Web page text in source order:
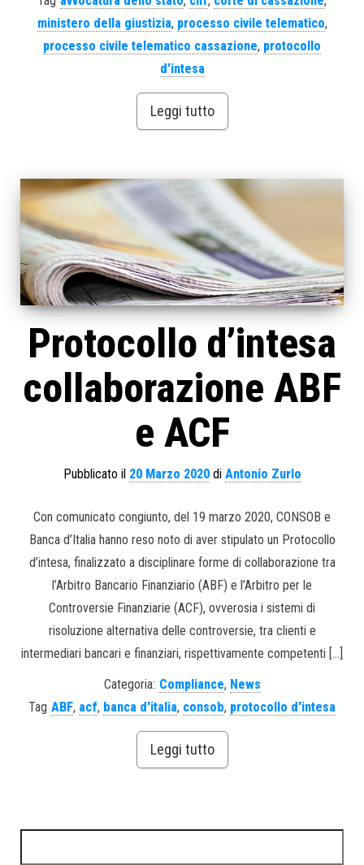
ministero della giustizia, processo civile telematico,
processo civile telematico cassazione, protocollo
d'intesa
Leggi tutto
Protocollo d’intesa
collaborazione ABF
e ACF
Pubblicato il 20 Marzo 2020di Antonio Zurlo
Con comunicato congiunto, del 19 marzo 2020, CONSOB e
Banca d’Italia hanno reso noto di aver stipulato un Protocollo
d’intesa, finalizzato a disciplinare forme di collaborazione tra
l’Arbitro Bancario Finanziario (ABF) e l’Arbitro per le
Controversie Finanziarie (ACF), ovverosia i sistemi di
risoluzione alternativa delle controversie, tra clienti e
intermediari bancari e finanziari, rispettivamente competenti […]
Categoria: Compliance, News
Tag ABF, acf, banca d'italia, consob, protocollo d'intesa
Leggi tutto